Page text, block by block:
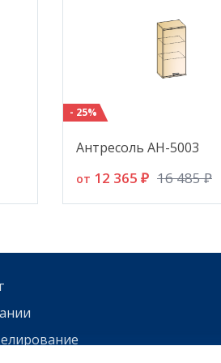
- 25%
Антресоль АН-5003
от 12 365 ₽ 16 485 ₽